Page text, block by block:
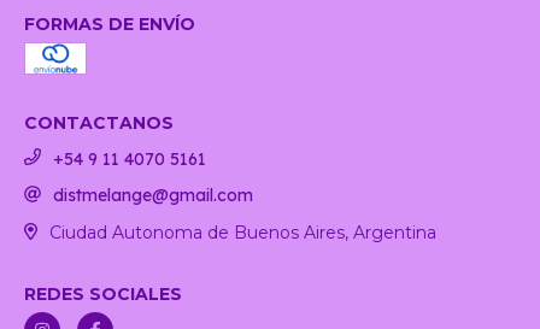
FORMAS DE ENVÍO
CONTACTANOS
+54 9 11 4070 5161
distmelange@gmail.com
Ciudad Autonoma de Buenos Aires, Argentina
REDES SOCIALES